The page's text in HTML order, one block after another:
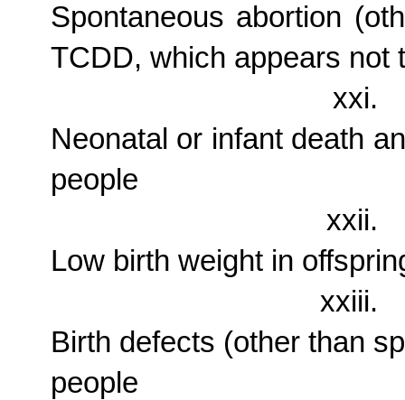
Spontaneous abortion
TCDD, which appears not
xxi.
Neonatal or infant death
people
xxii.
Low birth weight in
xxiii.
Birth defects (other than
people